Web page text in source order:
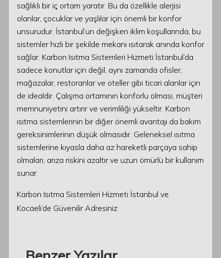
sağlıklı bir iç ortam yaratır. Bu da özellikle alerjisi
olanlar, çocuklar ve yaşlılar için önemli bir konfor
unsurudur. İstanbul’un değişken iklim koşullarında, bu
sistemler hızlı bir şekilde mekanı ısıtarak anında konfor
sağlar. Karbon Isıtma Sistemleri Hizmeti İstanbul’da
sadece konutlar için değil, aynı zamanda ofisler,
mağazalar, restoranlar ve oteller gibi ticari alanlar için
de idealdir. Çalışma ortamının konforlu olması, müşteri
memnuniyetini artırır ve verimliliği yükseltir. Karbon
ısıtma sistemlerinin bir diğer önemli avantajı da bakım
gereksinimlerinin düşük olmasıdır. Geleneksel ısıtma
sistemlerine kıyasla daha az hareketli parçaya sahip
olmaları, arıza riskini azaltır ve uzun ömürlü bir kullanım
sunar.
Karbon Isıtma Sistemleri Hizmeti İstanbul ve
Kocaeli’de Güvenilir Adresiniz